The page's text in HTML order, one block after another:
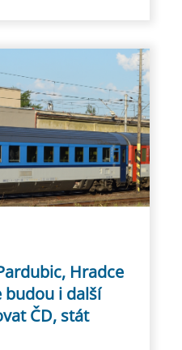
Hradce
budou i další
ČD, stát